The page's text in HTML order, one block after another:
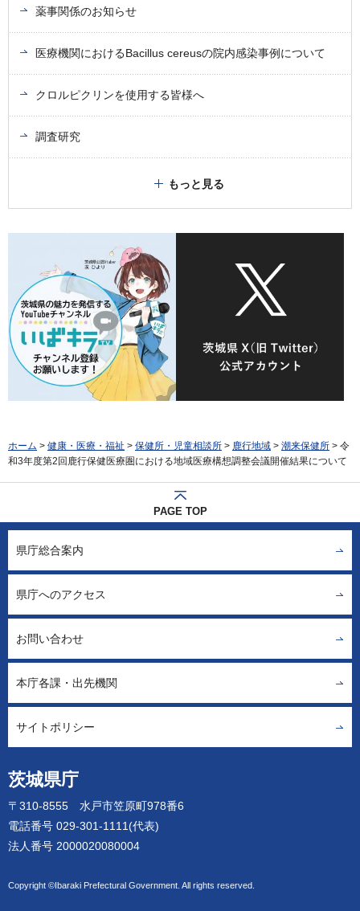
薬事関係のお知らせ
医療機関におけるBacillus cereusの院内感染事例について
クロルピクリンを使用する皆様へ
調査研究
もっと見る
ホーム > 健康・医療・福祉 > 保健所・児童相談所 > 鹿行地域 > 潮来保健所 > 令
和3年度第2回鹿行保健医療圏における地域医療構想調整会議開催結果について
PAGE TOP
茨城県庁
〒310-8555 水戸市笠原町978番6
電話番号 029-301-1111(代表)
法人番号 2000020080004
Copyright ©Ibaraki Prefectural Government. All rights reserved.
県庁総合案内
県庁へのアクセス
お問い合わせ
本庁各課・出先機関
サイトポリシー